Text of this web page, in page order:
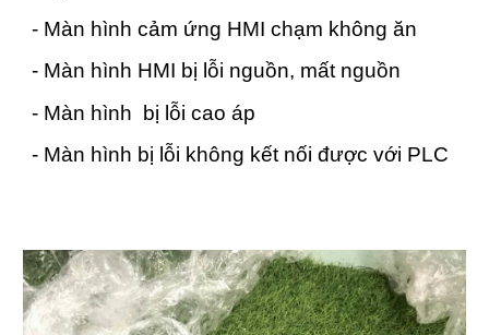
- Màn hình cảm ứng HMI chạm không ăn
- Màn hình HMI bị lỗi nguồn, mất nguồn
- Màn hình bị lỗi cao áp
- Màn hình bị lỗi không kết nối được với PLC